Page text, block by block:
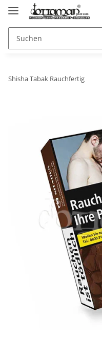
Shisha Tabak Rauchfertig